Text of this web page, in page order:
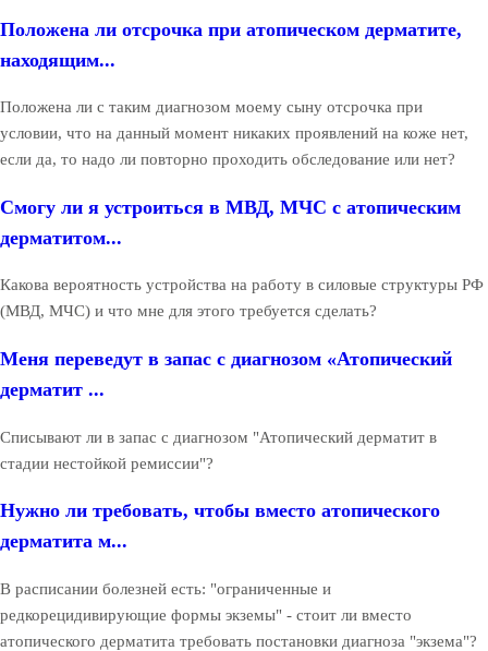
Положена ли отсрочка при атопическом дерматите,
находящим...
Положена ли с таким диагнозом моему сыну отсрочка при
условии, что на данный момент никаких проявлений на коже нет,
если да, то надо ли повторно проходить обследование или нет?
Смогу ли я устроиться в МВД, МЧС с атопическим
дерматитом...
Какова вероятность устройства на работу в силовые структуры РФ
(МВД, МЧС) и что мне для этого требуется сделать?
Меня переведут в запас с диагнозом «Атопический
дерматит ...
Списывают ли в запас с диагнозом "Атопический дерматит в
стадии нестойкой ремиссии"?
Нужно ли требовать, чтобы вместо атопического
дерматита м...
В расписании болезней есть: "ограниченные и
редкорецидивирующие формы экземы" - стоит ли вместо
атопического дерматита требовать постановки диагноза "экзема"?